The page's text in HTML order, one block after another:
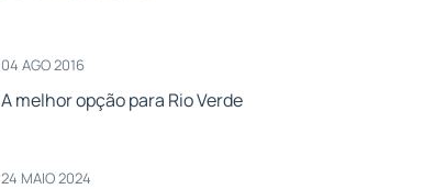
04 AGO 2016
A melhor opção para Rio Verde
24 MAIO 2024